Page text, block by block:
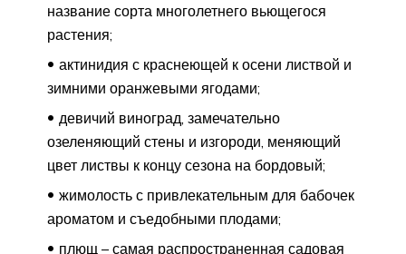
название сорта многолетнего вьющегося
растения;
актинидия с краснеющей к осени листвой и
зимними оранжевыми ягодами;
девичий виноград, замечательно
озеленяющий стены и изгороди, меняющий
цвет листвы к концу сезона на бордовый;
жимолость с привлекательным для бабочек
ароматом и съедобными плодами;
плющ – самая распространенная садовая